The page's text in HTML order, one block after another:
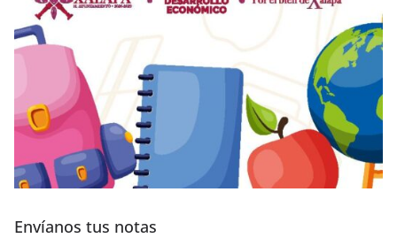
Envíanos tus notas